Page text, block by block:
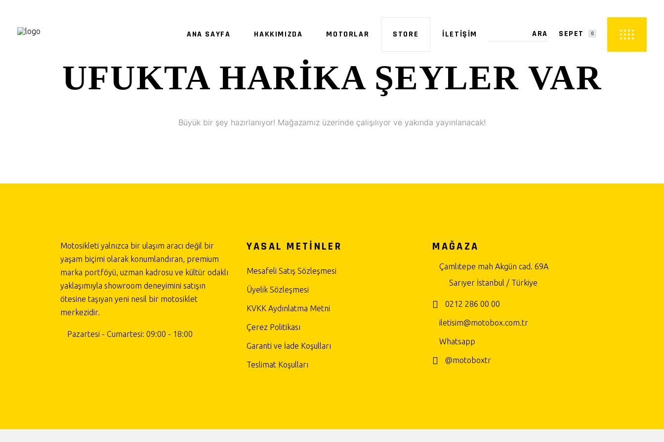
ANA SAYFA HAKKIMIZDA MOTORLAR STORE İLETIŞIM SEPET 0
SEPETTE ÜRÜN YOK.
UFUKTA HARIKA ŞEYLER VAR
Büyük bir şey hazırlanıyor! Mağazamız üzerinde çalışılıyor ve yakında yayınlanacak!
Motosikleti yalnızca bir ulaşım aracı değil bir
yaşam biçimi olarak konumlandıran, premium
marka portföyü, uzman kadrosu ve kültür odaklı
yaklaşımıyla showroom deneyimini satışın
ötesine taşıyan yeni nesil bir motosiklet
merkezidir.
Pazartesi - Cumartesi: 09:00 - 18:00
YASAL METİNLER
Mesafeli Satış Sözleşmesi
Üyelik Sözleşmesi
KVKK Aydınlatma Metni
Çerez Politikası
Garanti ve İade Koşulları
Teslimat Koşulları
MAĞAZA
Çamlıtepe mah Akgün cad. 69A
Sarıyer İstanbul / Türkiye
0212 286 00 00
iletisim@motobox.com.tr
Whatsapp
@motoboxtr